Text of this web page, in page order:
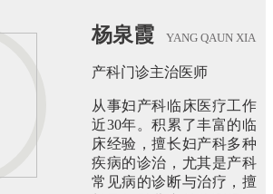
杨泉霞 YANG QAUN XIA
产科门诊主治医师
从事妇产科临床医疗工作
近30年。积累了丰富的临
床经验，擅长妇产科多种
疾病的诊治，尤其是产科
常见病的诊断与治疗，擅